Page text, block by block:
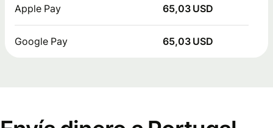
Apple Pay 65,03 USD
Google Pay 65,03 USD